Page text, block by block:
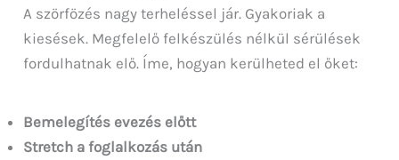
A szörfözés nagy terheléssel jár. Gyakoriak a
kiesések. Megfelelő felkészülés nélkül sérülések
fordulhatnak elő. Íme, hogyan kerülheted el őket:
Bemelegítés evezés előtt
Stretch a foglalkozás után